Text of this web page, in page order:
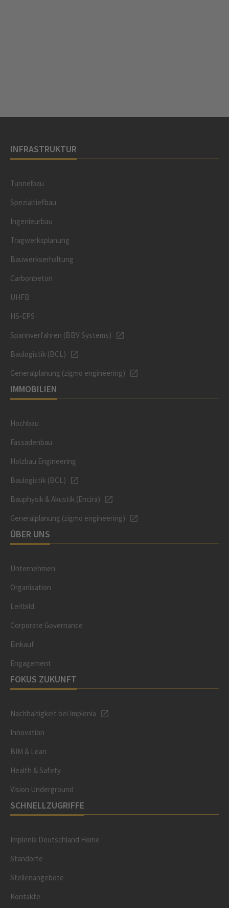
INFRASTRUKTUR
Tunnelbau
Spezialtiefbau
Ingenieurbau
Tragwerksplanung
Bauwerkserhaltung
Carbonbeton
UHFB
HS-EPS
Spannverfahren (BBV Systems)
Baulogistik (BCL)
Generalplanung (zigmo engineering)
IMMOBILIEN
Hochbau
Fassadenbau
Holzbau Engineering
Baulogistik (BCL)
Bauphysik & Akustik (Encira)
Generalplanung (zigmo engineering)
ÜBER UNS
Unternehmen
Organisation
Leitbild
Corporate Governance
Einkauf
Engagement
FOKUS ZUKUNFT
Nachhaltigkeit bei Implenia
Innovation
BIM & Lean
Health & Safety
Vision Underground
SCHNELLZUGRIFFE
Implenia Deutschland Home
Standorte
Stellenangebote
Kontakte